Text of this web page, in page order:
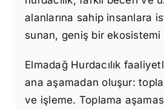
alanlarına sahip insanlara
sunan, geniş bir ekosistemi
Elmadağ Hurdacılık
ana aşamadan oluşur:
ve işleme. Toplama